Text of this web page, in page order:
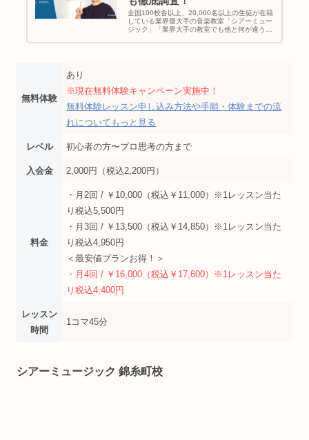
全国100校舎以上、20,000名以上の生徒が在籍
している業界最大手の音楽教室「シアーミュー
ジック」「業界大手の教室でも他と何が違う
無料体験
あり
※現在無料体験キャンペーン実施中！
無料体験レッスン申し込み方法や手順・体験までの流
れについてもっと見る
レベル 初心者の方〜プロ思考の方まで
入会金 2,000円（税込2,200円）
料金
・月2回 / ￥10,000（税込￥11,000）※1レッスン当た
り税込5,500円
・月3回 / ￥13,500（税込￥14,850）※1レッスン当た
り税込4,950円
＜最安値プランお得！＞
・月4回 / ￥16,000（税込￥17,600）※1レッスン当た
り税込4,400円
レッスン
時間
1コマ45分
シアーミュージック 錦糸町校